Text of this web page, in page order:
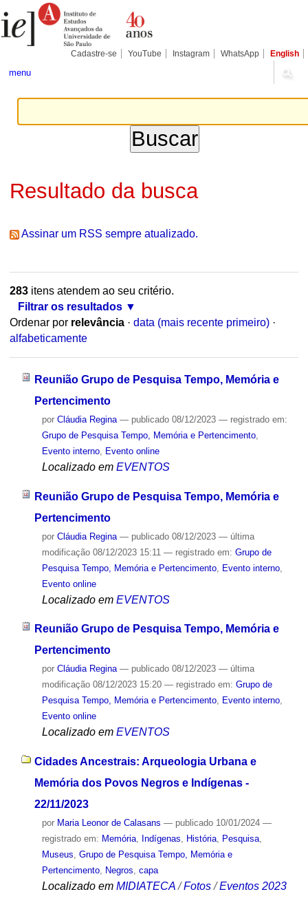
para
conteúdo.
Pessoais
Cadastre-se YouTube Instagram WhatsApp English
menu
Resultado da busca
Assinar um RSS sempre atualizado.
283itens atendem ao seu critério.
Filtrar os resultados
Ordenar por relevância · data (mais recente primeiro) ·
alfabeticamente
Reunião Grupo de Pesquisa Tempo, Memória e
Pertencimento
por Cláudia Regina — publicado08/12/2023 — registrado em:
Grupo de Pesquisa Tempo, Memória e Pertencimento,
Evento interno, Evento online
Localizado em EVENTOS
Reunião Grupo de Pesquisa Tempo, Memória e
Pertencimento
por Cláudia Regina — publicado08/12/2023 — última
modificação08/12/2023 15:11 — registrado em: Grupo de
Pesquisa Tempo, Memória e Pertencimento, Evento interno,
Evento online
Localizado em EVENTOS
Reunião Grupo de Pesquisa Tempo, Memória e
Pertencimento
por Cláudia Regina — publicado08/12/2023 — última
modificação08/12/2023 15:20 — registrado em: Grupo de
Pesquisa Tempo, Memória e Pertencimento, Evento interno,
Evento online
Localizado em EVENTOS
Cidades Ancestrais: Arqueologia Urbana e
Memória dos Povos Negros e Indígenas -
22/11/2023
por Maria Leonor de Calasans — publicado10/01/2024 —
registrado em: Memória, Indígenas, História, Pesquisa,
Museus, Grupo de Pesquisa Tempo, Memória e
Pertencimento, Negros, capa
Localizado em MIDIATECA /Fotos /Eventos 2023